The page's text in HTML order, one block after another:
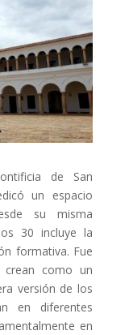
de San
un espacio
su misma
30 incluye la
formativa. Fue
crean como un
versión de los
en diferentes
en